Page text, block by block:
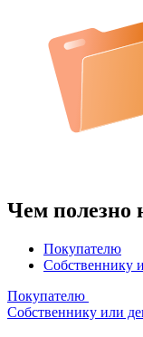
Чем полезно
Покупателю
Собственнику
Покупателю
Собственнику или